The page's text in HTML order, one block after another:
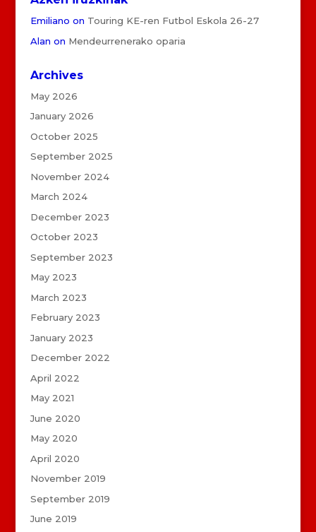
Emiliano on Touring KE-ren Futbol Eskola 26-27
Alan on Mendeurrenerako oparia
Archives
May 2026
January 2026
October 2025
September 2025
November 2024
March 2024
December 2023
October 2023
September 2023
May 2023
March 2023
February 2023
January 2023
December 2022
April 2022
May 2021
June 2020
May 2020
April 2020
November 2019
September 2019
June 2019